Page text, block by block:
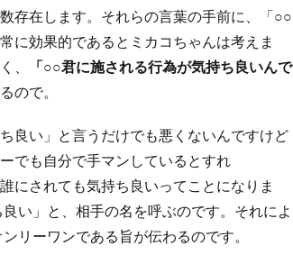
存在します。それらの言葉の手前に、「○○
に効果的であるとミカコちゃんは考えま
、
「○○君に施される行為が気持ち良いんで
ので。
良い」と言うだけでも悪くないんですけど
でも自分で手マンしているとすれ
されても気持ち良いってことになりま
い」と、相手の名を呼ぶのです。それによ
リーワンである旨が伝わるのです。